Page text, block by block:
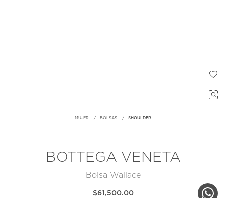
MUJER BOLSAS SHOULDER
BOTTEGA VENETA
Bolsa Wallace
$61,500.00